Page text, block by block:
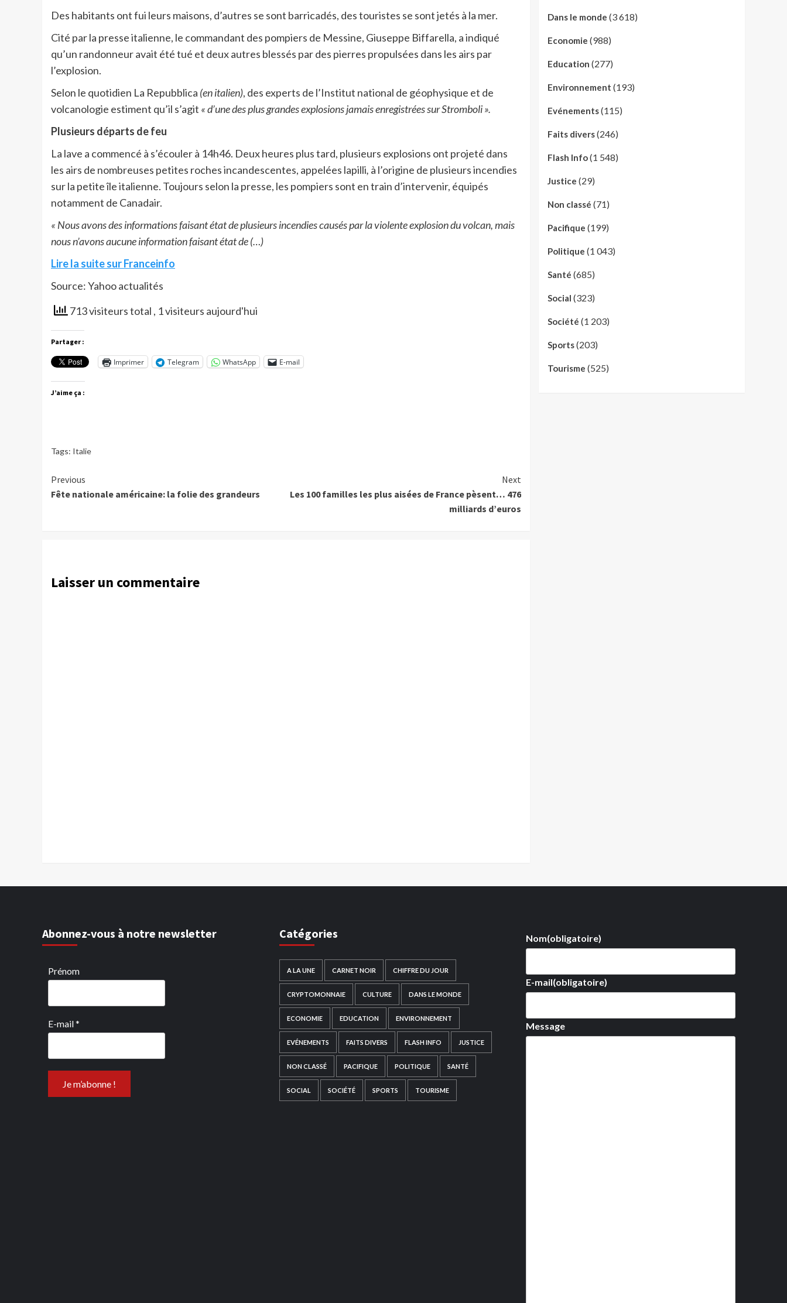
Des habitants ont fui leurs maisons, d’autres se sont barricadés, des touristes se sont jetés à la mer.
Cité par la presse italienne, le commandant des pompiers de Messine, Giuseppe Biffarella, a indiqué
qu’un randonneur avait été tué et deux autres blessés par des pierres propulsées dans les airs par
l’explosion.
Selon le quotidien La Repubblica (en italien), des experts de l’Institut national de géophysique et de
volcanologie estiment qu’il s’agit « d’une des plus grandes explosions jamais enregistrées sur Stromboli ».
Plusieurs départs de feu
La lave a commencé à s’écouler à 14h46. Deux heures plus tard, plusieurs explosions ont projeté dans
les airs de nombreuses petites roches incandescentes, appelées lapilli, à l’origine de plusieurs incendies
sur la petite île italienne. Toujours selon la presse, les pompiers sont en train d’intervenir, équipés
notamment de Canadair.
« Nous avons des informations faisant état de plusieurs incendies causés par la violente explosion du volcan, mais
nous n’avons aucune information faisant état de (…)
Lire la suite sur Franceinfo
Source: Yahoo actualités
713 visiteurs total , 1 visiteurs aujourd'hui
Partager :
Imprimer Telegram WhatsApp E-mail
J’aime ça :
Tags: Italie
Continue
Reading
Previous
Fête nationale américaine: la folie des grandeurs
Next
Les 100 familles les plus aisées de France pèsent… 476
milliards d’euros
Laisser un commentaire
Dans le monde (3 618)
Economie (988)
Education (277)
Environnement (193)
Evénements(115)
Faits divers(246)
Flash Info(1 548)
Justice (29)
Non classé (71)
Pacifique (199)
Politique (1 043)
Santé (685)
Social (323)
Société (1 203)
Sports(203)
Tourisme (525)
Abonnez-vous à notre newsletter
Prénom
E-mail*
Catégories
A LA UNE CARNET NOIR CHIFFRE DU JOUR
CRYPTOMONNAIE CULTURE DANS LE MONDE
ECONOMIE EDUCATION ENVIRONNEMENT
EVÉNEMENTS FAITS DIVERS FLASH INFO JUSTICE
NON CLASSÉ PACIFIQUE POLITIQUE SANTÉ
SOCIAL SOCIÉTÉ SPORTS TOURISME
Nom(obligatoire)
E-mail(obligatoire)
Message